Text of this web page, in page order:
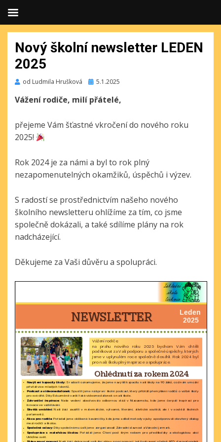
Nový školní newsletter LEDEN
2025
od Ludmila Hrušková Publikováno
5.1.2025
Vážení rodiče, milí přátelé,
přejeme Vám šťastné vkročení do nového roku
2025!
Rok 2024 je za námi a byl to rok plný
nezapomenutelných okamžiků, úspěchů i výzev.
S radostí se prostřednictvím našeho nového
školního newsletteru ohlížíme za tím, co jsme
společně dokázali, a také sdílíme plány na rok
nadcházející.
Děkujeme za Vaši důvěru a spolupráci.